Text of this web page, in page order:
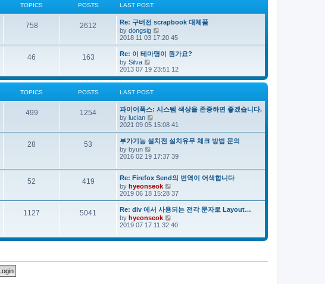
t
e
s
p
s
t
l
a
t
e
s
p
s
TOPICS POSTS LAST POST
758 2612
Re: 구버전 scrapbook 대체품
by dongsig
i
e
w
h
e
l
e
s
p
s
t
2018 11 03 17:20 45
46 163
Re: 이 테마명이 뭔가요?
by Silva
i
e
w
t
l
a
t
e
s
p
s
t
2013 07 19 23:51 12
TOPICS POSTS LAST POST
499 1254
파이어폭스: 시스템 색상을 존중하면 좋겠습니다.
by lucian
i
e
w
t
h
e
a
t
e
s
t
p
o
s
2021 09 05 15:08 41
28 53
부가기능 설치전 설치유무 체크 방법 문의
by byun
i
w
t
h
e
a
t
e
s
p
t
2016 02 19 17:37 39
52 419
Re: Firefox Send의 번역이 어색합니다
by hyeonseok
i
e
w
t
h
e
a
s
2019 06 18 15:28 37
1127 5041
Re: div 에서 사용되는 전각 문자로 Layout…
by hyeonseok
i
w
e
2019 07 17 11:32 40